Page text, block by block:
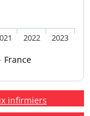
France
2022 2023
infirmiers